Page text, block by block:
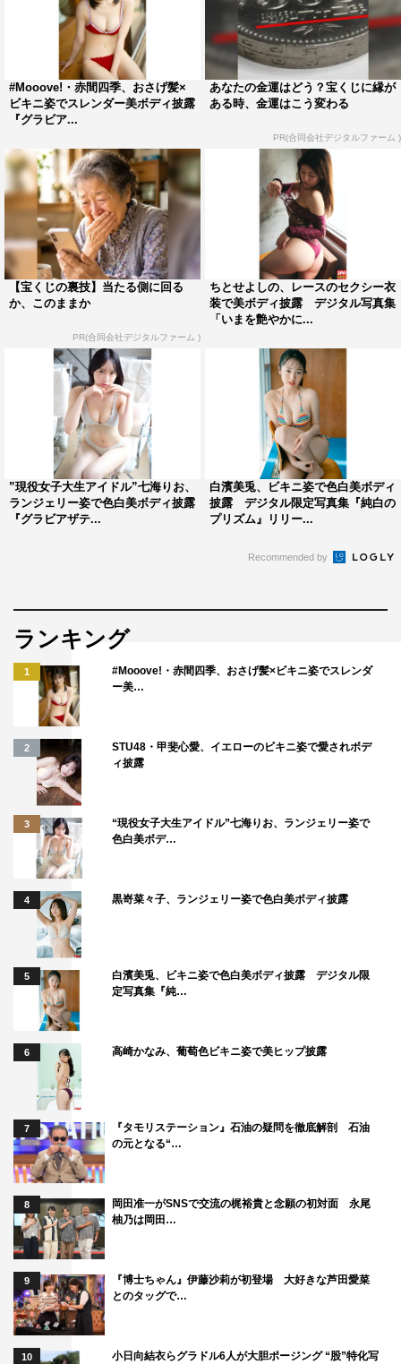
#Mooove!・赤間四季、おさげ髪×
ビキニ姿でスレンダー美ボディ披露
『グラビア...
あなたの金運はどう？宝くじに縁が
ある時、金運はこう変わる
PR(合同会社デジタルファーム )
【宝くじの裏技】当たる側に回る
か、このままか
PR(合同会社デジタルファーム )
ちとせよしの、レースのセクシー衣
装で美ボディ披露 デジタル写真集
「いまを艶やかに...
”現役女子大生アイドル”七海りお、
ランジェリー姿で色白美ボディ披露
『グラビアザテ...
白濱美兎、ビキニ姿で色白美ボディ
披露 デジタル限定写真集『純白の
プリズム』リリー...
Recommended by
ランキング
1
#Mooove!・赤間四季、おさげ髪×ビキニ姿でスレンダ
ー美…
2
STU48・甲斐心愛、イエローのビキニ姿で愛されボデ
ィ披露
3
“現役女子大生アイドル”七海りお、ランジェリー姿で
色白美ボデ…
4 黒嵜菜々子、ランジェリー姿で色白美ボディ披露
5
白濱美兎、ビキニ姿で色白美ボディ披露 デジタル限
定写真集『純…
6 高崎かなみ、葡萄色ビキニ姿で美ヒップ披露
7
『タモリステーション』石油の疑問を徹底解剖 石油
の元となる“…
8
岡田准一がSNSで交流の梶裕貴と念願の初対面 永尾
柚乃は岡田…
9
『博士ちゃん』伊藤沙莉が初登場 大好きな芦田愛菜
とのタッグで…
10 小日向結衣らグラドル6人が大胆ポージング “股”特化写